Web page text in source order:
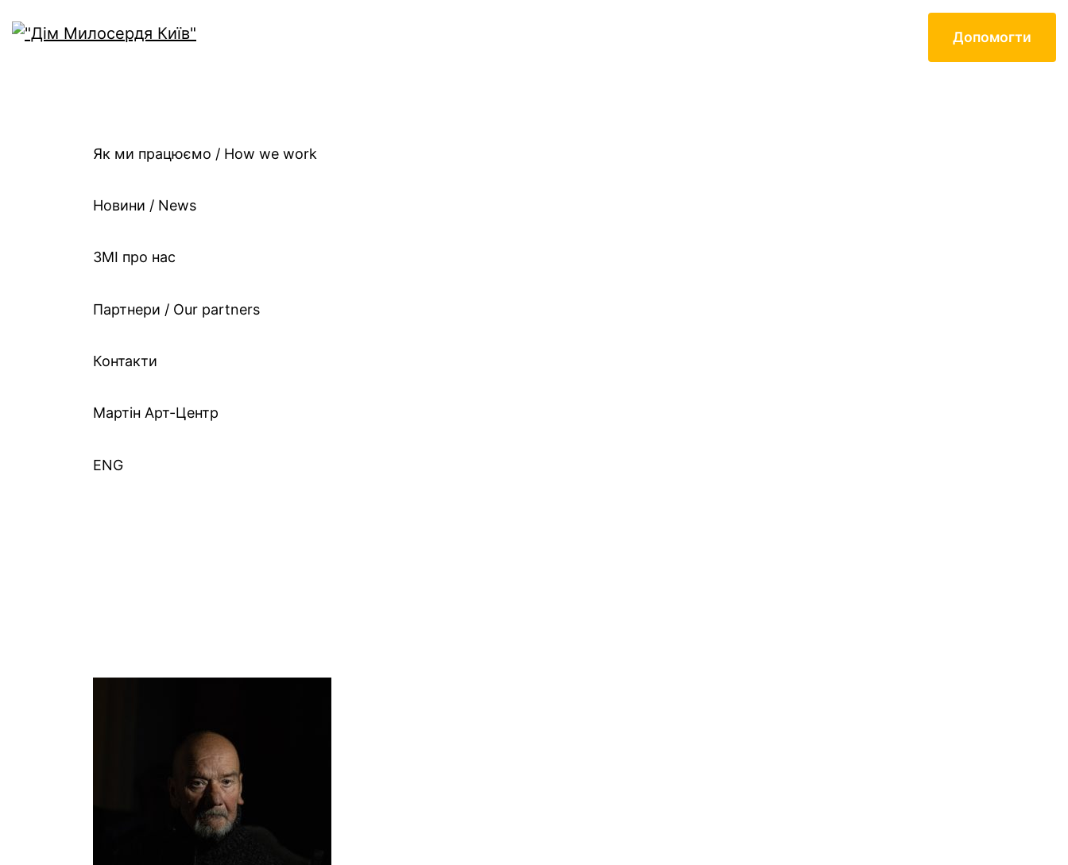
Допомогти
Як ми працюємо / How we work
Новини / News
ЗМІ про нас
Партнери / Our partners
Контакти
Mартін Арт-Центр
ENG